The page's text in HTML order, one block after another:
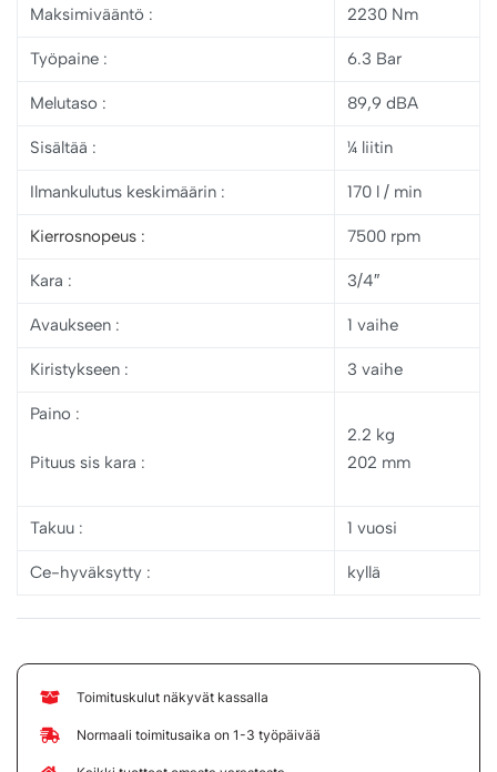
Maksimivääntö : 2230 Nm
Työpaine : 6.3 Bar
Melutaso : 89,9 dBA
Sisältää : ¼ liitin
Ilmankulutus keskimäärin : 170 l / min
Kierrosnopeus : 7500 rpm
Kara : 3/4″
Avaukseen : 1 vaihe
Kiristykseen : 3 vaihe
Paino :
Pituus sis kara :
2.2 kg
202 mm
Takuu : 1 vuosi
Ce-hyväksytty : kyllä
Toimituskulut näkyvät kassalla
Normaali toimitusaika on 1-3 työpäivää